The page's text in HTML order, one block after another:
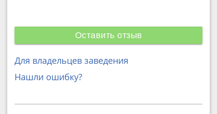
Оставить отзыв
Для владельцев заведения
Нашли ошибку?